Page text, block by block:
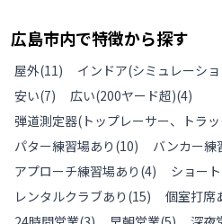
広島市内で特徴から探す
屋外(11) インドア(シミュレーシ
安い(7) 広い(200ヤード超)(4)
弾道測定器(トップレーサー、トラ
パター練習場あり (10) バンカー練
アプローチ練習場あり (4) ショー
レンタルクラブあり (15) 個室打席